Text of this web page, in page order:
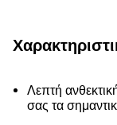
Λεπτή
σας τα